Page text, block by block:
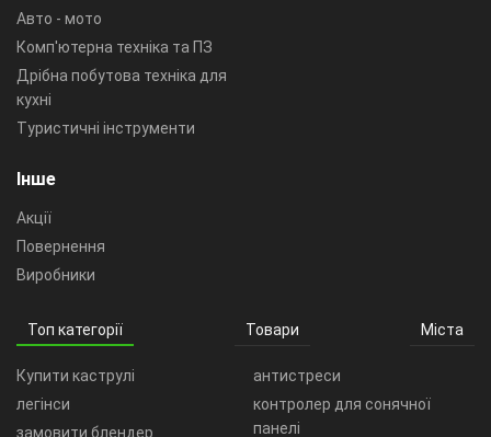
Авто - мото
Комп'ютерна техніка та ПЗ
Дрібна побутова техніка для
кухні
Туристичні інструменти
Інше
Акції
Повернення
Виробники
Топ категорії Товари Міста
Купити каструлі
легінси
замовити блендер
антистреси
контролер для сонячної
панелі